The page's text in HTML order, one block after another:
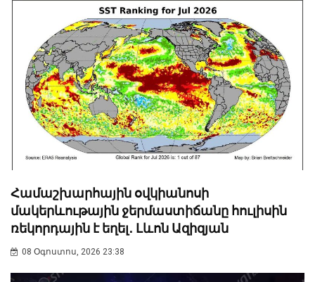
Համաշխարհային օվկիանոսի
մակերևութային ջերմաստիճանը հուլիսին
ռեկորդային է եղել․ Լևոն Ազիզյան
08 Օգոստոս, 2026 23:38